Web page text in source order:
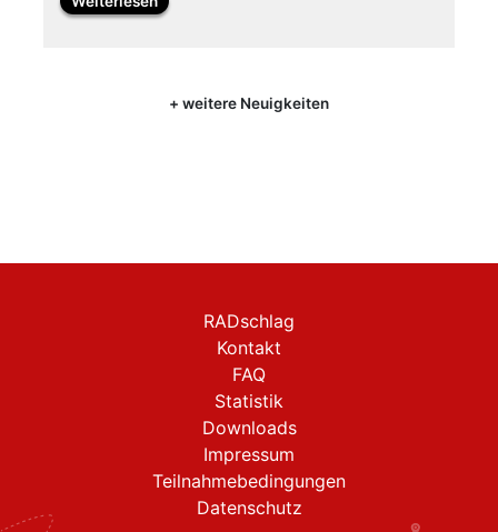
+ weitere Neuigkeiten
RADschlag
Kontakt
FAQ
Statistik
Downloads
Impressum
Teilnahmebedingungen
Datenschutz